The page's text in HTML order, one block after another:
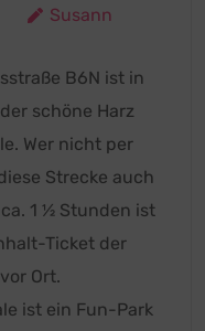
Susann
B6N ist in
schöne Harz
Wer nicht per
Strecke auch
1 ½ Stunden ist
Ticket der
Ort.
ist ein Fun-Park